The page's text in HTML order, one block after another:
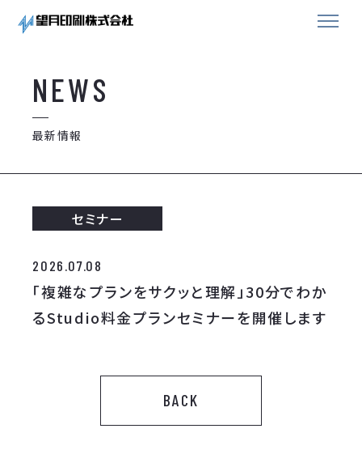
NEWS
最新情報
セミナー
2026.07.08
「複雑なプランをサクッと理解」30分でわか
るStudio料金プランセミナーを開催します
BACK